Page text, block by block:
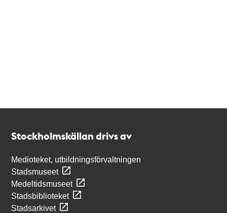
Stockholmskällan drivs av
Medioteket, utbildningsförvaltningen
Stadsmuseet
Medeltidsmuseet
Stadsbiblioteket
Stadsarkivet